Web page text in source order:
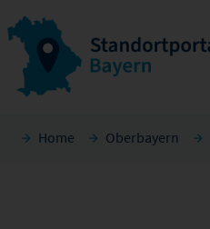
Home Oberbayern